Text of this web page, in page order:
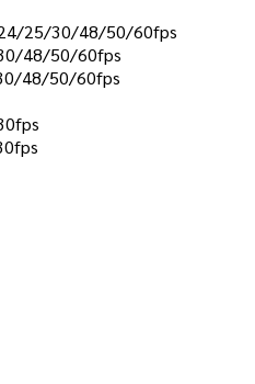
24/25/30/48/50/60fps
48/50/60fps
48/50/60fps